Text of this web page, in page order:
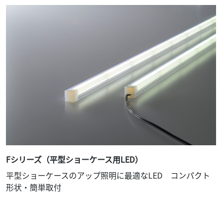
Fシリーズ（平型ショーケース用LED）
平型ショーケースのアップ照明に最適なLED コンパクト
形状・簡単取付